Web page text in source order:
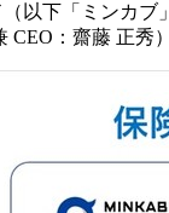
以下「ミンカブ
：齋藤 正秀